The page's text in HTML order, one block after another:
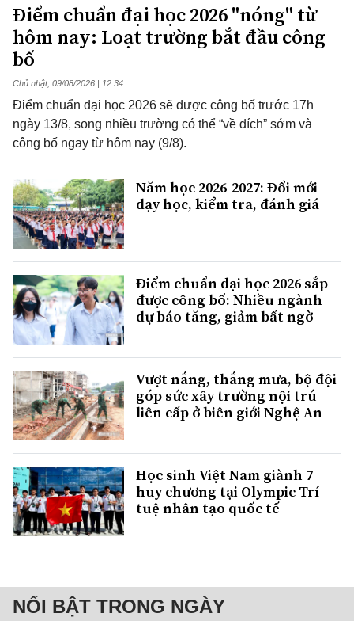
Điểm chuẩn đại học 2026 "nóng" từ
hôm nay: Loạt trường bắt đầu công
bố
Chủ nhật, 09/08/2026 | 12:34
Điểm chuẩn đại học 2026 sẽ được công bố trước 17h
ngày 13/8, song nhiều trường có thể “về đích” sớm và
công bố ngay từ hôm nay (9/8).
Năm học 2026-2027: Đổi mới
dạy học, kiểm tra, đánh giá
Điểm chuẩn đại học 2026 sắp
được công bố: Nhiều ngành
dự báo tăng, giảm bất ngờ
Vượt nắng, thắng mưa, bộ đội
góp sức xây trường nội trú
liên cấp ở biên giới Nghệ An
Học sinh Việt Nam giành 7
huy chương tại Olympic Trí
tuệ nhân tạo quốc tế
NỔI BẬT TRONG NGÀY